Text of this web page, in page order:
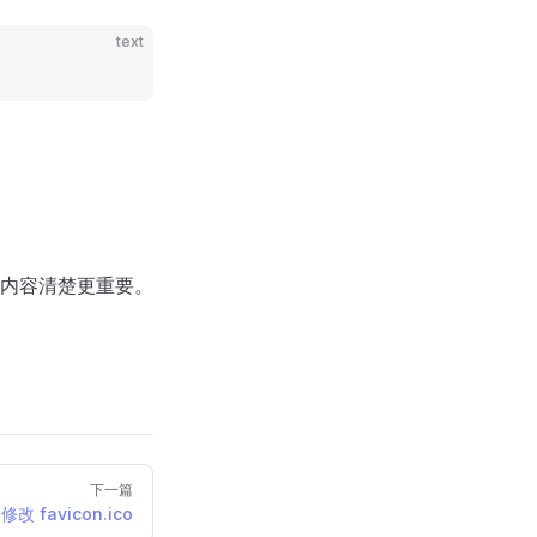
text
容清楚更重要。
下一篇
修改 favicon.ico